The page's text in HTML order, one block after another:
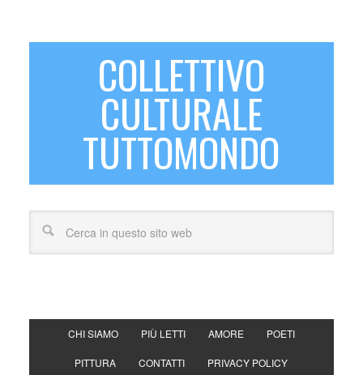
COLLETTIVO
CULTURALE
TUTTOMONDO
CHI SIAMO PIÙ LETTI AMORE POETI
PITTURA CONTATTI PRIVACY POLICY